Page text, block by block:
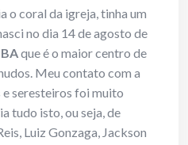
o coral da igreja, tinha um
no dia 14 de agosto de
que é o maior centro de
Meu contato com a
seresteiros foi muito
tudo isto, ou seja, de
Luiz Gonzaga, Jackson